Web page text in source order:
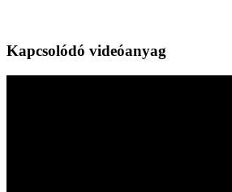
Kapcsolódó videóanyag